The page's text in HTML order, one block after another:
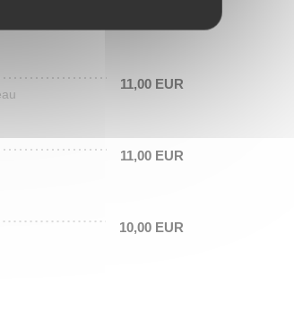
11,00 EUR
11,00 EUR
10,00 EUR